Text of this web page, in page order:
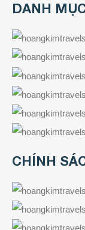
DANH
CHÍNH